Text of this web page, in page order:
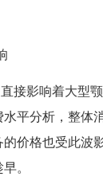
接影响着大型
平分析，整体
的价格也受此波
。